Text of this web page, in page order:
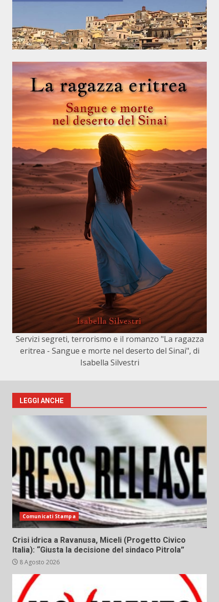
Servizi segreti, terrorismo e il romanzo "La ragazza
eritrea - Sangue e morte nel deserto del Sinai", di
Isabella Silvestri
LEGGI ANCHE
Comunicati Stampa
Crisi idrica a Ravanusa, Miceli (Progetto Civico
Italia): “Giusta la decisione del sindaco Pitrola”
8 Agosto 2026